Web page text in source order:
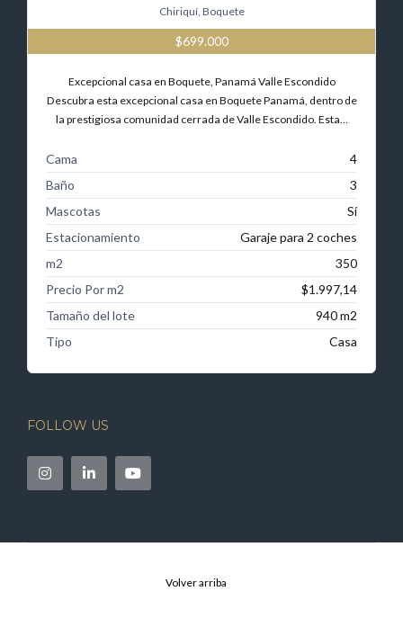
Chiriquí, Boquete
$699.000
Excepcional casa en Boquete, Panamá Valle Escondido
Descubra esta excepcional casa en Boquete Panamá, dentro de
la prestigiosa comunidad cerrada de Valle Escondido. Esta…
Cama
4
Baño
3
Mascotas
Sí
Estacionamiento
Garaje para 2 coches
m2
350
Precio Por m2
$1.997,14
Tamaño del lote
940 m2
Tipo
Casa
FOLLOW US
Volver arriba